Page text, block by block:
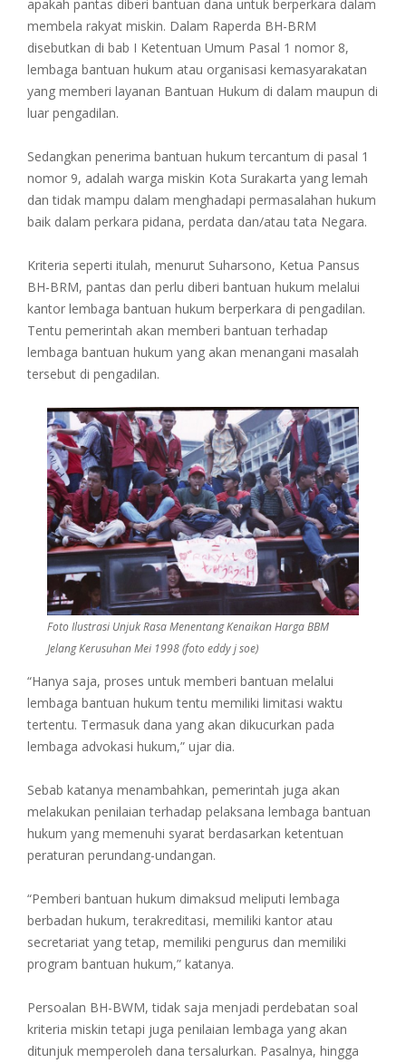
apakah pantas diberi bantuan dana untuk berperkara dalam
membela rakyat miskin. Dalam Raperda BH-BRM
disebutkan di bab I Ketentuan Umum Pasal 1 nomor 8,
lembaga bantuan hukum atau organisasi kemasyarakatan
yang memberi layanan Bantuan Hukum di dalam maupun di
luar pengadilan.
Sedangkan penerima bantuan hukum tercantum di pasal 1
nomor 9, adalah warga miskin Kota Surakarta yang lemah
dan tidak mampu dalam menghadapi permasalahan hukum
baik dalam perkara pidana, perdata dan/atau tata Negara.
Kriteria seperti itulah, menurut Suharsono, Ketua Pansus
BH-BRM, pantas dan perlu diberi bantuan hukum melalui
kantor lembaga bantuan hukum berperkara di pengadilan.
Tentu pemerintah akan memberi bantuan terhadap
lembaga bantuan hukum yang akan menangani masalah
tersebut di pengadilan.
Foto Ilustrasi Unjuk Rasa Menentang Kenaikan Harga BBM
Jelang Kerusuhan Mei 1998 (foto eddy j soe)
“Hanya saja, proses untuk memberi bantuan melalui
lembaga bantuan hukum tentu memiliki limitasi waktu
tertentu. Termasuk dana yang akan dikucurkan pada
lembaga advokasi hukum,” ujar dia.
Sebab katanya menambahkan, pemerintah juga akan
melakukan penilaian terhadap pelaksana lembaga bantuan
hukum yang memenuhi syarat berdasarkan ketentuan
peraturan perundang-undangan.
“Pemberi bantuan hukum dimaksud meliputi lembaga
berbadan hukum, terakreditasi, memiliki kantor atau
secretariat yang tetap, memiliki pengurus dan memiliki
program bantuan hukum,” katanya.
Persoalan BH-BWM, tidak saja menjadi perdebatan soal
kriteria miskin tetapi juga penilaian lembaga yang akan
ditunjuk memperoleh dana tersalurkan. Pasalnya, hingga